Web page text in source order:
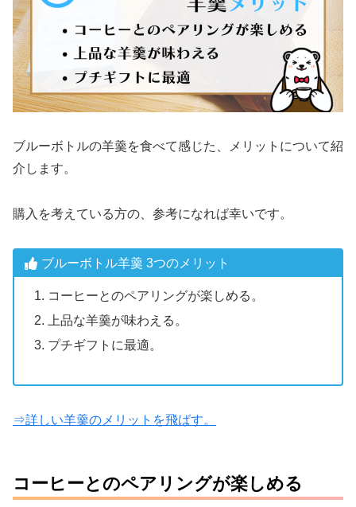
ブルーボトルの羊羹を食べて感じた、メリットについて紹
介します。
購入を考えている方の、参考になれば幸いです。
ブルーボトル羊羹 3つのメリット
コーヒーとのペアリングが楽しめる。
上品な羊羹が味わえる。
プチギフトに最適。
⇒詳しい羊羹のメリットを飛ばす。
コーヒーとのペアリングが楽しめる